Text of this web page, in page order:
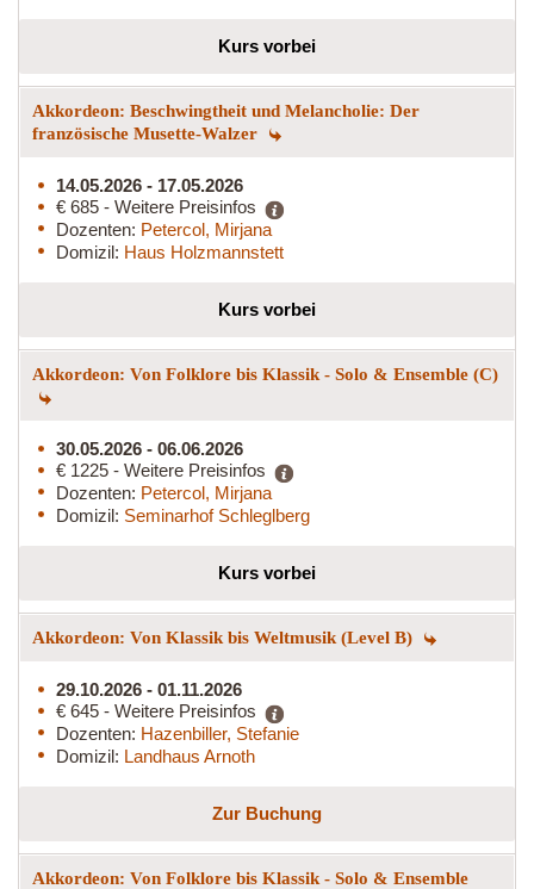
Kurs vorbei
Akkordeon: Beschwingtheit und Melancholie: Der
französische Musette-Walzer
14.05.2026 - 17.05.2026
€ 685 - Weitere Preisinfos
Dozenten: Petercol, Mirjana
Domizil: Haus Holzmannstett
Kurs vorbei
Akkordeon: Von Folklore bis Klassik - Solo & Ensemble (C)
30.05.2026 - 06.06.2026
€ 1225 - Weitere Preisinfos
Dozenten: Petercol, Mirjana
Domizil: Seminarhof Schleglberg
Kurs vorbei
Akkordeon: Von Klassik bis Weltmusik (Level B)
29.10.2026 - 01.11.2026
€ 645 - Weitere Preisinfos
Dozenten: Hazenbiller, Stefanie
Domizil: Landhaus Arnoth
Zur Buchung
Akkordeon: Von Folklore bis Klassik - Solo & Ensemble